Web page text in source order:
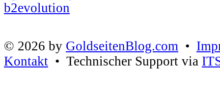
© 2026 by GoldseitenBlog.com •
Kontakt • Technischer Support via